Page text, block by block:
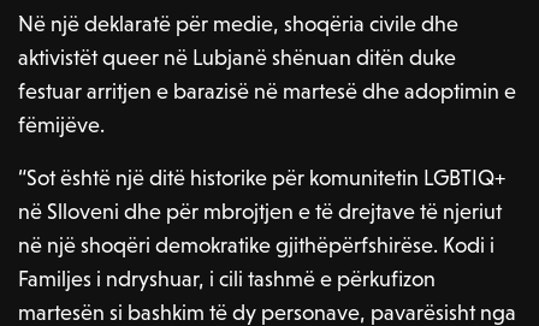
Në një deklaratë për medie, shoqëria civile dhe
aktivistët queer në Lubjanë shënuan ditën duke
festuar arritjen e barazisë në martesë dhe adoptimin e
fëmijëve.
“Sot është një ditë historike për komunitetin LGBTIQ+
në Slloveni dhe për mbrojtjen e të drejtave të njeriut
në një shoqëri demokratike gjithëpërfshirëse. Kodi i
Familjes i ndryshuar, i cili tashmë e përkufizon
martesën si bashkim të dy personave, pavarësisht nga